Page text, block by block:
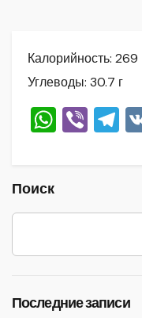
Калорийность: 269
Углеводы: 30.7 г
W
A
p
Vi T
a
m
Поиск
Последние записи